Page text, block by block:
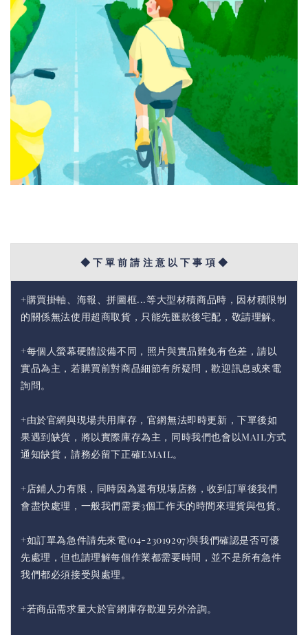
◆ 下 單 前 請 注 意 以 下 事 項 ◆
+購買掛軸、海報、拼圖框...等大型材積商品時，因材積限制
的關係無法使用超商取貨，只能先匯款後宅配，敬請理解。
+每個人螢幕硬體設備不同，照片與實品難免有色差，請以
實品為主，若購買前對商品細節有所疑問，歡迎訊息或來電
詢問。
+由於官網與現場共用庫存，官網無法即時更新，下單後如
果遇到缺貨，將以實際庫存為主，同時我們也會以Mail方式
通知缺貨，請務必留下正確Email。
+店鋪人力有限，同時因為還有現場店務，收到訂單後我們
會盡快處理，一般我們需要3個工作天的時間來理貨與包貨。
+如訂單為急件請先來電(04-23019297)與我們確認是否可優
先處理，但也請理解每個作業都需要時間，並不是所有急件
我們都必須接受與處理。
+若商品需求量大於官網庫存歡迎另外洽詢。